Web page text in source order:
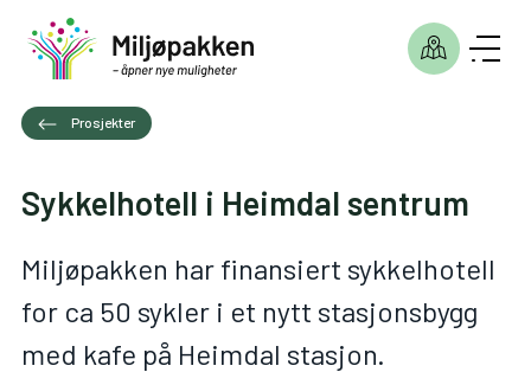
Prosjekter
Sykkelhotell i Heimdal sentrum
Miljøpakken har finansiert sykkelhotell
for ca 50 sykler i et nytt stasjonsbygg
med kafe på Heimdal stasjon.